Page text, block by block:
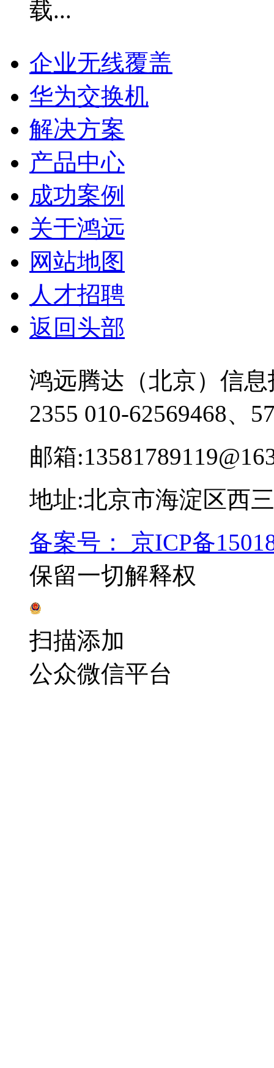
企业无线覆盖
华为交换机
解决方案
产品中心
成功案例
关于鸿远
网站地图
人才招聘
返回头部
鸿远腾达（北京）信
2355 010-62569468、
邮箱
地址:北京市海淀区西
备案号： 京ICP备
保留一切解释权
扫描添加
公众微信平台